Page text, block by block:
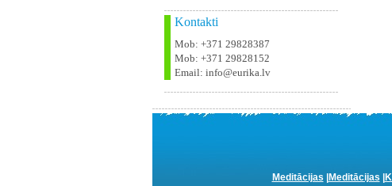
Kontakti
Mob: +371 29828387
Mob: +371 29828152
Email: info@eurika.lv
Meditācijas
Meditācijas